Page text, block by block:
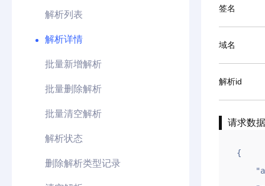
解析列表
解析详情
批量新增解析
批量删除解析
批量清空解析
解析状态
删除解析类型记录
签名
域名
解析id
请求数据
{